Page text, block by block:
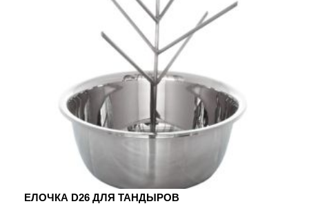
ЕЛОЧКА D26 ДЛЯ ТАНДЫРОВ